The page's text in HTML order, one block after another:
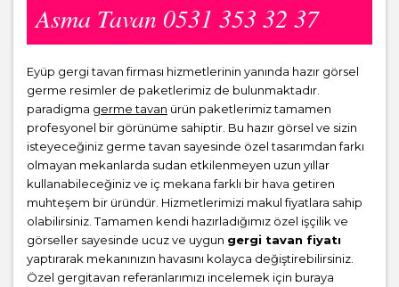
Asma Tavan 0531 353 32 37
Eyüp gergi tavan firması hizmetlerinin yanında hazır görsel
germe resimler de paketlerimiz de bulunmaktadır.
paradigma germe tavan ürün paketlerimiz tamamen
profesyonel bir görünüme sahiptir. Bu hazır görsel ve sizin
isteyeceğiniz germe tavan sayesinde özel tasarımdan farkı
olmayan mekanlarda sudan etkilenmeyen uzun yıllar
kullanabileceğiniz ve iç mekana farklı bir hava getiren
muhteşem bir üründür. Hizmetlerimizi makul fiyatlara sahip
olabilirsiniz. Tamamen kendi hazırladığımız özel işçilik ve
görseller sayesinde ucuz ve uygun gergi tavan fiyatı
yaptırarak mekanınızın havasını kolayca değiştirebilirsiniz.
Özel gergitavan referanlarımızı incelemek için buraya